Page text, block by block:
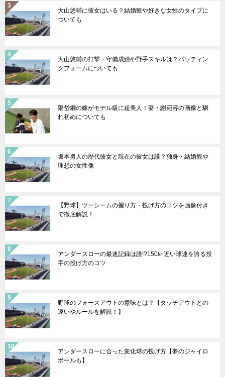
大山悠輔に彼女はいる？結婚観や好きな女性のタイプに
ついても
大山悠輔の打撃・守備成績や野手スキルは？バッティン
グフォームについても
陽岱鋼の嫁がモデル級に超美人！妻・謝宛容の画像と馴
れ初めについても
坂本勇人の歴代彼女と現在の彼女は誰？独身・結婚観や
理想の女性像
【野球】ツーシームの握り方・投げ方のコツを画像付き
で徹底解説！
アンダースローの最速記録は誰!?150㎞近い球速を誇る投
手の投げ方のコツ
野球のフォースアウトの意味とは？【タッチアウトとの
違いやルールを解説！】
アンダースローに合った変化球の投げ方【夢のジャイロ
ボールも】